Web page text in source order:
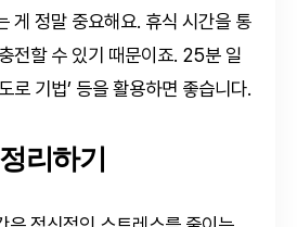
게 정말 중요해요. 휴식 시간을 통
전할 수 있기 때문이죠. 25분 일
로 기법’ 등을 활용하면 좋습니다.
리하기